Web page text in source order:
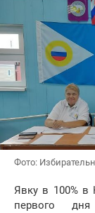
Фото:
Явку в 100% в
первого